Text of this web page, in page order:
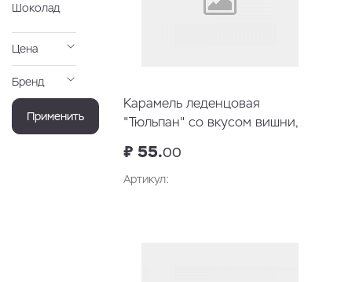
Шоколад
Цена
Бренд
Применить
Карамель леденцовая
"Тюльпан" со вкусом вишни,
₽ 55.00
Артикул: